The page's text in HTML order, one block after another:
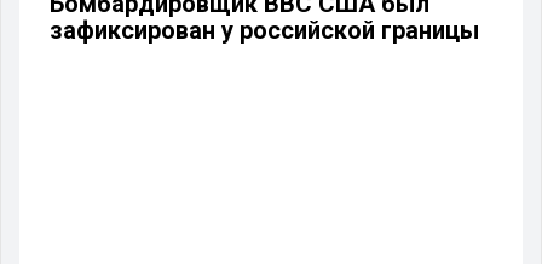
зафиксирован у российской границы